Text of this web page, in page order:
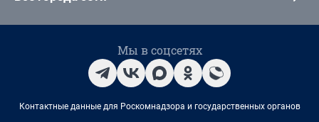
Мы в соцсетях
Контактные данные для Роскомнадзора и государственных органов